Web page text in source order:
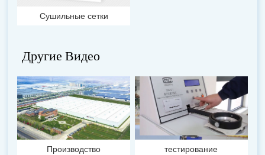
Сушильные сетки
Другие Видео
Производство тестирование